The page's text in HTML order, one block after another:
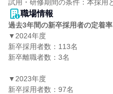
職場情報
過去3年間の新卒採用者の定着率
▼2024年度
新卒採用者数：113名
新卒離職者数：3名
▼2023年度
新卒採用者数：97名